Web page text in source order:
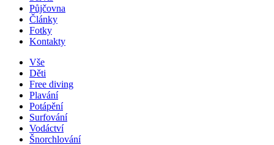
Půjčovna
Články
Fotky
Kontakty
Vše
Děti
Free diving
Plavání
Potápění
Surfování
Vodáctví
Šnorchlování